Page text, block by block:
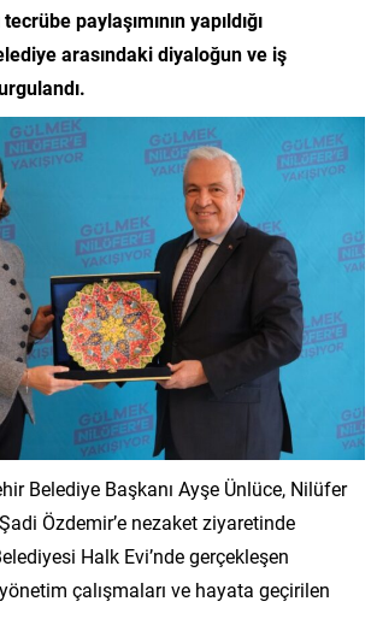
tecrübe paylaşımının yapıldığı
arasındaki diyaloğun ve iş
Belediye Başkanı Ayşe Ünlüce, Nilüfer
Özdemir’e nezaket ziyaretinde
Halk Evi’nde gerçekleşen
çalışmaları ve hayata geçirilen